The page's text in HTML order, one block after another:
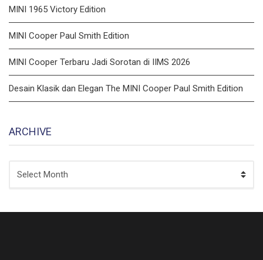
MINI 1965 Victory Edition
MINI Cooper Paul Smith Edition
MINI Cooper Terbaru Jadi Sorotan di IIMS 2026
Desain Klasik dan Elegan The MINI Cooper Paul Smith Edition
ARCHIVE